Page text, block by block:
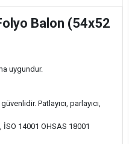
Balon (54x52
uygundur.
Patlayıcı, parlayıcı,
İSO 14001 OHSAS 18001